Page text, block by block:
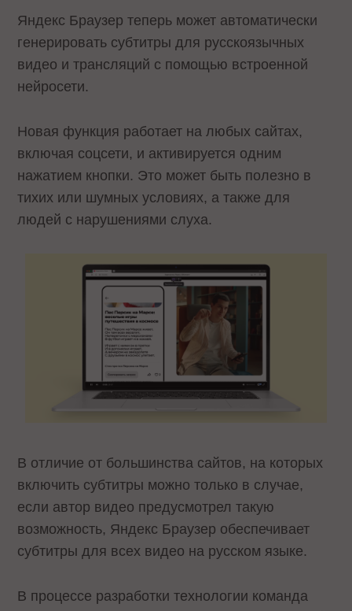
Яндекс Браузер теперь может автоматически
генерировать субтитры для русскоязычных
видео и трансляций с помощью встроенной
нейросети.
Новая функция работает на любых сайтах,
включая соцсети, и активируется одним
нажатием кнопки. Это может быть полезно в
тихих или шумных условиях, а также для
людей с нарушениями слуха.
В отличие от большинства сайтов, на которых
включить субтитры можно только в случае,
если автор видео предусмотрел такую
возможность, Яндекс Браузер обеспечивает
субтитры для всех видео на русском языке.
В процессе разработки технологии команда